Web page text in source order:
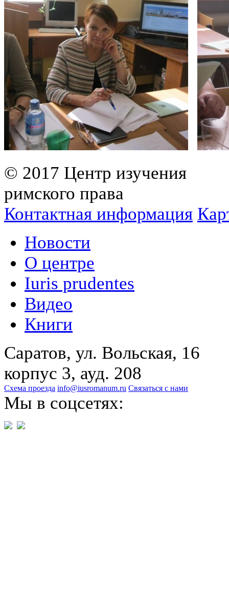
© 2017 Центр изучения
римского права
Контактная информация
Новости
О центре
Iuris prudentes
Видео
Книги
Саратов, ул. Вольская, 16
корпус 3, ауд. 208
Схема проезда info@iusromanum.ru Связаться с нами
Мы в соцсетях: